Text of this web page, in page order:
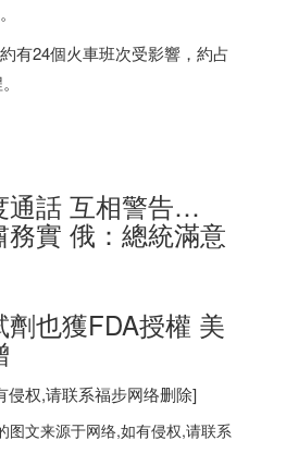
有24個火車班次受影響，約占
通話 互相警告…
實 俄：總統滿意
也獲FDA授權 美
侵权,请联系福步网络删除]
图文来源于网络,如有侵权,请联系